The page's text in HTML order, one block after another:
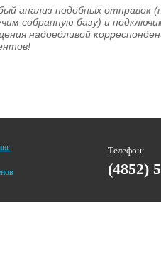
анализ подобных отправок
собранную базу) и
надоедливой
Телефон:
(4852)